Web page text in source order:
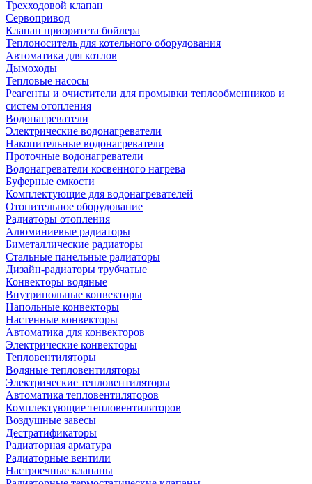
Трехходовой клапан
Сервопривод
Клапан приоритета бойлера
Теплоноситель для котельного оборудования
Автоматика для котлов
Дымоходы
Тепловые насосы
Реагенты и очистители для промывки теплообменников и
систем отопления
Водонагреватели
Электрические водонагреватели
Накопительные водонагреватели
Проточные водонагреватели
Водонагреватели косвенного нагрева
Буферные емкости
Комплектующие для водонагревателей
Отопительное оборудование
Радиаторы отопления
Алюминиевые радиаторы
Биметаллические радиаторы
Стальные панельные радиаторы
Дизайн-радиаторы трубчатые
Конвекторы водяные
Внутрипольные конвекторы
Напольные конвекторы
Настенные конвекторы
Автоматика для конвекторов
Электрические конвекторы
Тепловентиляторы
Водяные тепловентиляторы
Электрические тепловентиляторы
Автоматика тепловентиляторов
Комплектующие тепловентиляторов
Воздушные завесы
Дестратификаторы
Радиаторная арматура
Радиаторные вентили
Настроечные клапаны